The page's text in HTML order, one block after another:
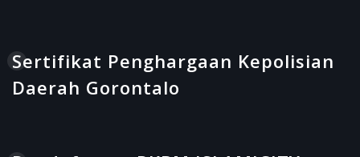
Sertifikat Penghargaan Kepolisian
Daerah Gorontalo